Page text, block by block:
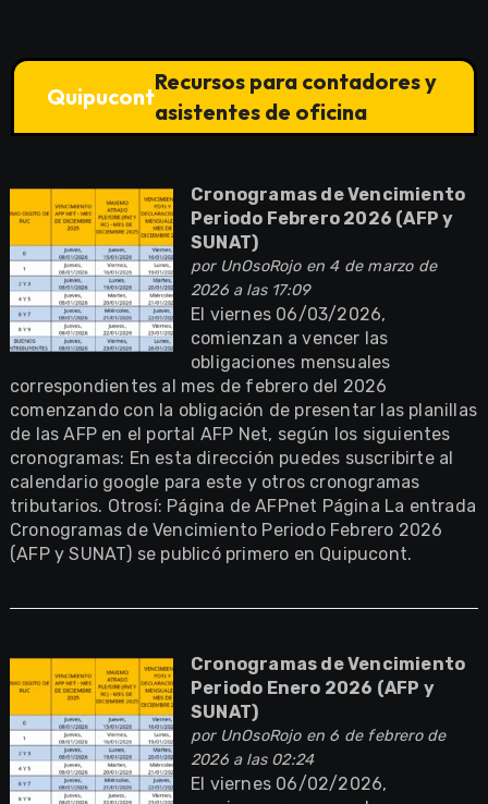
Quipucont
Recursos para contadores y
asistentes de oficina
Cronogramas de Vencimiento
Periodo Febrero 2026 (AFP y
SUNAT)
por UnOsoRojoen 4 de marzo de
2026 a las 17:09
El viernes 06/03/2026,
comienzan a vencer las
obligaciones mensuales
correspondientes al mes de febrero del 2026
comenzando con la obligación de presentar las planillas
de las AFP en el portal AFP Net, según los siguientes
cronogramas: En esta dirección puedes suscribirte al
calendario google para este y otros cronogramas
tributarios. Otrosí: Página de AFPnet Página La entrada
Cronogramas de Vencimiento Periodo Febrero 2026
(AFP y SUNAT) se publicó primero en Quipucont.
Cronogramas de Vencimiento
Periodo Enero 2026 (AFP y
SUNAT)
por UnOsoRojoen 6 de febrero de
2026 a las 02:24
El viernes 06/02/2026,